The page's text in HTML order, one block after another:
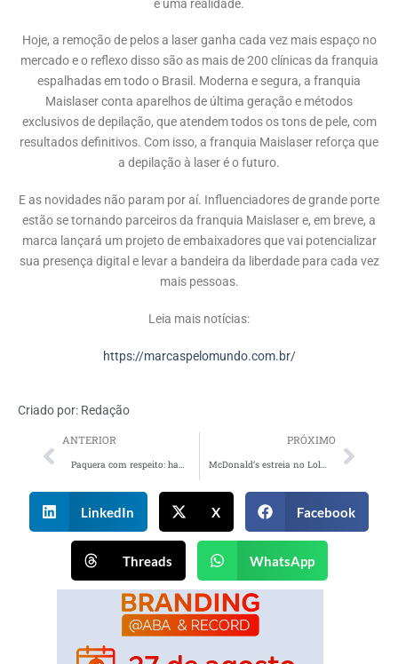
é uma realidade.
Hoje, a remoção de pelos a laser ganha cada vez mais espaço no
mercado e o reflexo disso são as mais de 200 clínicas da franquia
espalhadas em todo o Brasil. Moderna e segura, a franquia
Maislaser conta aparelhos de última geração e métodos
exclusivos de depilação, que atendem todos os tons de pele, com
resultados definitivos. Com isso, a franquia Maislaser reforça que
a depilação à laser é o futuro.
E as novidades não param por aí. Influenciadores de grande porte
estão se tornando parceiros da franquia Maislaser e, em breve, a
marca lançará um projeto de embaixadores que vai potencializar
sua presença digital e levar a bandeira da liberdade para cada vez
mais pessoas.
Leia mais notícias:
https://marcaspelomundo.com.br/
Criado por: Redação
ANTERIOR
Paquera com respeito: happn lança guia para paquera saudável
PRÓXIMO
McDonald’s estreia no Lollapalooza Brasil com Emicida na campanha
LinkedIn X Facebook
Threads WhatsApp